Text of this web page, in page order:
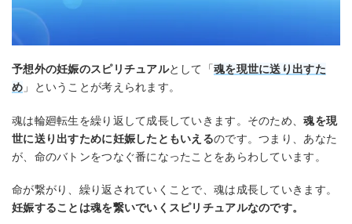
予想外の妊娠のスピリチュアルとして「魂を現世に送り出すた
め 」ということが考えられます。
魂は輪廻転生を繰り返して成長していきます。そのため、魂を現
世に送り出すために妊娠したともいえるのです。つまり、あなた
が、命のバトンをつなぐ番になったことをあらわしています。
命が繋がり、繰り返されていくことで、魂は成長していきます。
妊娠することは魂を繋いでいくスピリチュアルなのです。